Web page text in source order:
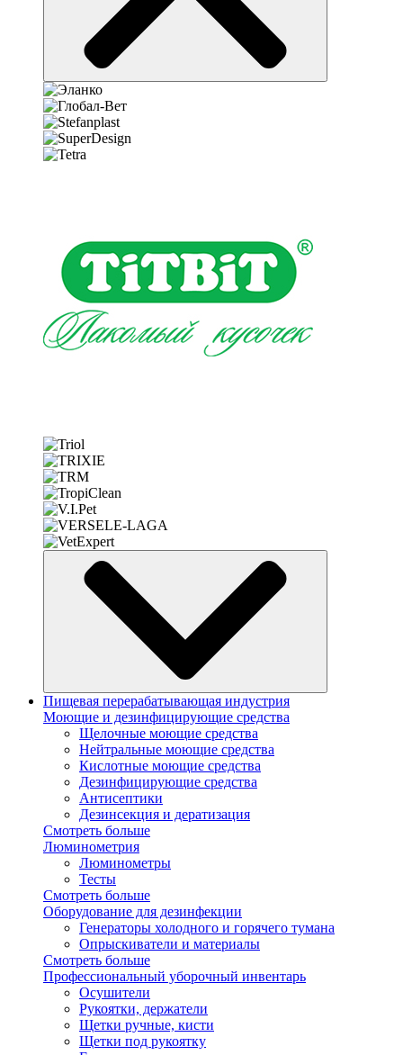
Пищевая перерабатывающая индустрия
Моющие и дезинфицирующие средства
Щелочные моющие средства
Нейтральные моющие средства
Кислотные моющие средства
Дезинфицирующие средства
Антисептики
Дезинсекция и дератизация
Смотреть больше
Люминометрия
Люминометры
Тесты
Смотреть больше
Оборудование для дезинфекции
Генераторы холодного и горячего тумана
Опрыскиватели и материалы
Смотреть больше
Профессиональный уборочный инвентарь
Осушители
Рукоятки, держатели
Щетки ручные, кисти
Щетки под рукоятку